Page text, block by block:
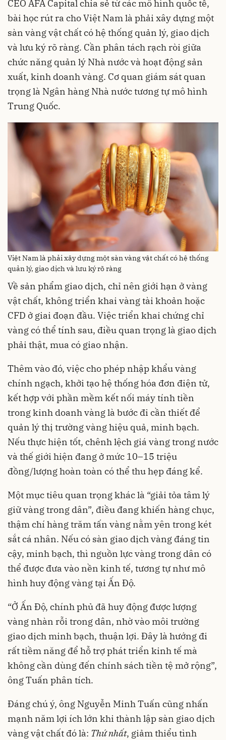
CEO AFA Capital chia sẻ từ các mô hình quốc tế,
bài học rút ra cho Việt Nam là phải xây dựng một
sàn vàng vật chất có hệ thống quản lý, giao dịch
và lưu ký rõ ràng. Cần phân tách rạch ròi giữa
chức năng quản lý Nhà nước và hoạt động sản
xuất, kinh doanh vàng. Cơ quan giám sát quan
trọng là Ngân hàng Nhà nước tương tự mô hình
Trung Quốc.
Việt Nam là phải xây dựng một sàn vàng vật chất có hệ thống
quản lý, giao dịch và lưu ký rõ ràng
Về sản phẩm giao dịch, chỉ nên giới hạn ở vàng
vật chất, không triển khai vàng tài khoản hoặc
CFD ở giai đoạn đầu. Việc triển khai chứng chỉ
vàng có thể tính sau, điều quan trọng là giao dịch
phải thật, mua có giao nhận.
Thêm vào đó, việc cho phép nhập khẩu vàng
chính ngạch, khởi tạo hệ thống hóa đơn điện tử,
kết hợp với phần mềm kết nối máy tính tiền
trong kinh doanh vàng là bước đi cần thiết để
quản lý thị trường vàng hiệu quả, minh bạch.
Nếu thực hiện tốt, chênh lệch giá vàng trong nước
và thế giới hiện đang ở mức 10–15 triệu
đồng/lượng hoàn toàn có thể thu hẹp đáng kể.
Một mục tiêu quan trọng khác là “giải tỏa tâm lý
giữ vàng trong dân”, điều đang khiến hàng chục,
thậm chí hàng trăm tấn vàng nằm yên trong két
sắt cá nhân. Nếu có sàn giao dịch vàng đáng tin
cậy, minh bạch, thì nguồn lực vàng trong dân có
thể được đưa vào nền kinh tế, tương tự như mô
hình huy động vàng tại Ấn Độ.
“Ở Ấn Độ, chính phủ đã huy động được lượng
vàng nhàn rỗi trong dân, nhờ vào môi trường
giao dịch minh bạch, thuận lợi. Đây là hướng đi
rất tiềm năng để hỗ trợ phát triển kinh tế mà
không cần dùng đến chính sách tiền tệ mở rộng”,
ông Tuấn phân tích.
Đáng chú ý, ông Nguyễn Minh Tuấn cũng nhấn
mạnh năm lợi ích lớn khi thành lập sàn giao dịch
vàng vật chất đó là: Thứnhất, giảm thiểu tình